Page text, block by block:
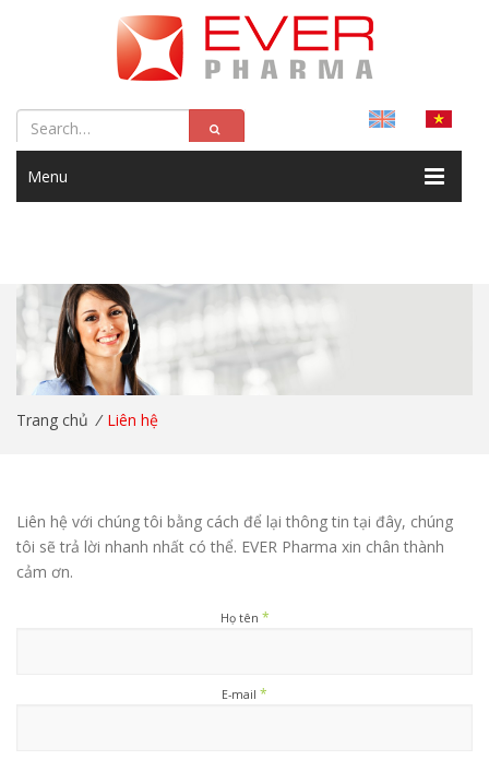
Menu
Trang chủ /Liên hệ
Liên hệ với chúng tôi bằng cách để lại thông tin tại đây, chúng
tôi sẽ trả lời nhanh nhất có thể. EVER Pharma xin chân thành
cảm ơn.
Họ tên *
E-mail *